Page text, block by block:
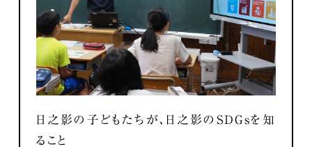
日之影の子どもたちが、日之影のSDGsを知
ること